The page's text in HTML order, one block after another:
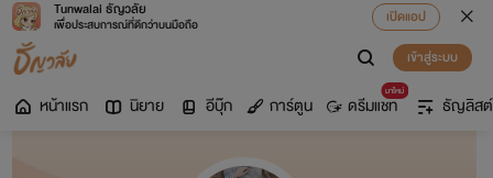
Tunwalai ธัญวลัย
เพื่อประสบการณ์ที่ดีกว่าบนมือถือ
เปิดแอป
เข้าสู่ระบบ
หน้าแรก นิยาย อีบุ๊ก การ์ตูน
มาใหม่
ดรีมแชท ธัญลิสต์